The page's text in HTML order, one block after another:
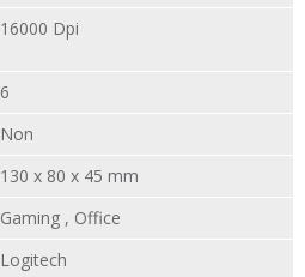
16000 Dpi
6
Non
130 x 80 x 45 mm
Gaming , Office
Logitech